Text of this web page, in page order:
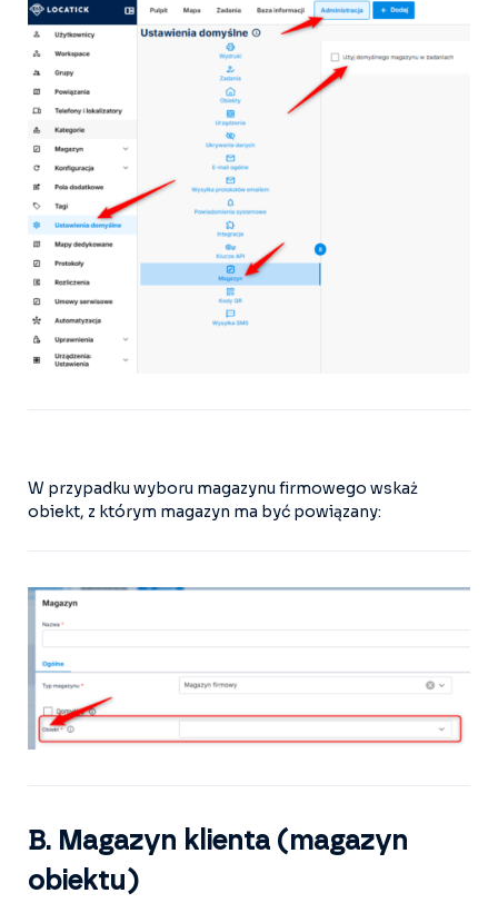
W przypadku wyboru magazynu firmowego wskaż
obiekt, z którym magazyn ma być powiązany:
B. Magazyn klienta (magazyn
obiektu)